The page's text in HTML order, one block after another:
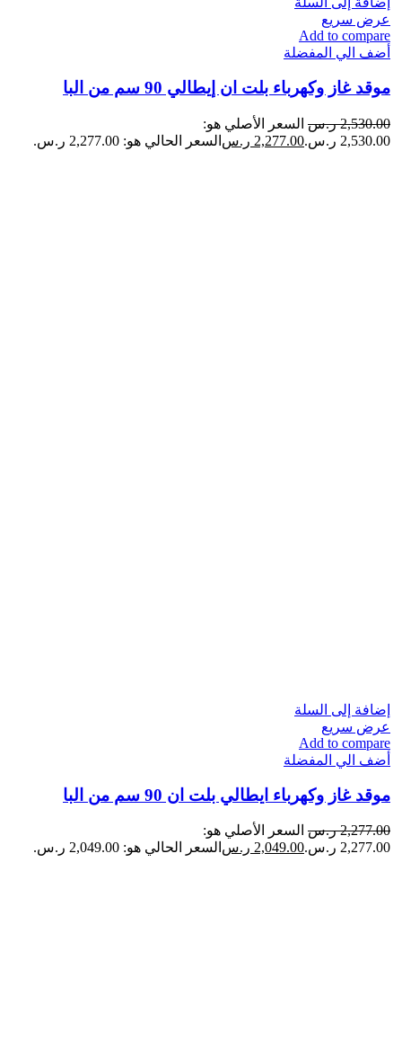
عرض سريع
Add to compare
أضف الي المفضلة
موقد غاز وكهرباء بلت ان إيطالي 90 سم من البا
2,530.00 ر.س السعر الأصلي هو:
2,530.00 ر.س.
2,277.00 ر.س السعر الحالي هو: 2,277.00 ر.س.
إضافة إلى السلة
عرض سريع
Add to compare
أضف الي المفضلة
موقد غاز وكهرباء ايطالي بلت ان 90 سم من البا
2,277.00 ر.س السعر الأصلي هو:
2,277.00 ر.س.
2,049.00 ر.س السعر الحالي هو: 2,049.00 ر.س.